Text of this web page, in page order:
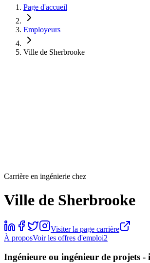
Page d'accueil
Employeurs
Ville de Sherbrooke
Carrière en ingénierie chez
Ville de Sherbrooke
Visiter la page carrière
À proposVoir les offres d'emploi2
Ingénieure ou ingénieur de projets